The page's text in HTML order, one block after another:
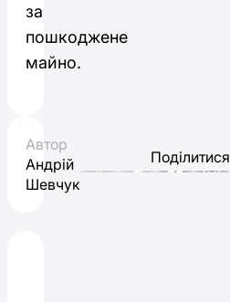
за
пошкоджене
майно.
Автор
Андрій
Шевчук
Поділитися